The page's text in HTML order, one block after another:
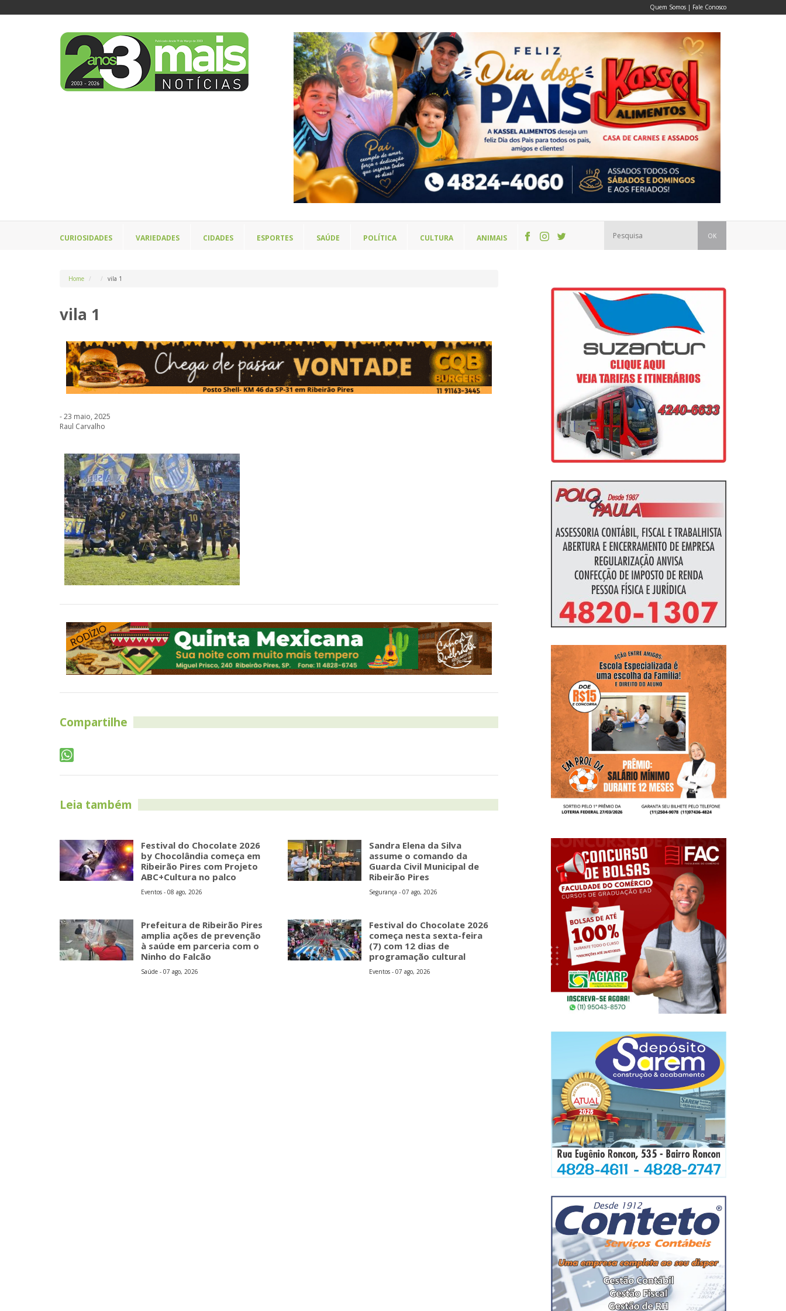
Quem Somos | Fale Conosco
CURIOSIDADES VARIEDADES CIDADES ESPORTES SAÚDE POLÍTICA CULTURA ANIMAIS OK
Home vila 1
vila 1
- 23 maio, 2025
Raul Carvalho
Compartilhe
Leia também
Festival do Chocolate 2026
by Chocolândia começa em
Ribeirão Pires com Projeto
ABC+Cultura no palco
Eventos - 08 ago, 2026
Sandra Elena da Silva
assume o comando da
Guarda Civil Municipal de
Ribeirão Pires
Segurança - 07 ago, 2026
Prefeitura de Ribeirão Pires
amplia ações de prevenção
à saúde em parceria com o
Ninho do Falcão
Saúde - 07 ago, 2026
Festival do Chocolate 2026
começa nesta sexta-feira
(7) com 12 dias de
programação cultural
Eventos - 07 ago, 2026